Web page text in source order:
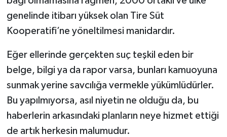
genelinde itibarı yüksek olan Tire Süt
Kooperatifi’ne yöneltilmesi manidardır.
Eğer ellerinde gerçekten suç teşkil eden bir
belge, bilgi ya da rapor varsa, bunları kamuoyuna
sunmak yerine savcılığa vermekle yükümlüdürler.
Bu yapılmıyorsa, asıl niyetin ne olduğu da, bu
haberlerin arkasındaki planların neye hizmet ettiği
de artık herkesin malumudur.